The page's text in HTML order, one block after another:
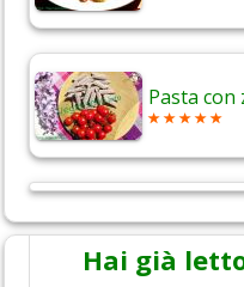
Pasta con
Hai già